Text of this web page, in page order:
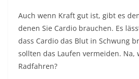
Auch wenn Kraft gut ist, gibt es
denen Sie Cardio brauchen. Es
dass Cardio das Blut in Schwung
sollten das Laufen vermeiden. Na,
Radfahren?